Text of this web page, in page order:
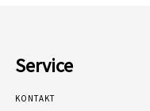
Service
KONTAKT